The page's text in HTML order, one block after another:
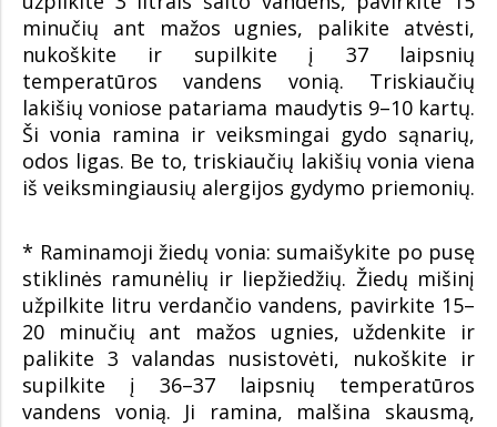
minučių ant mažos ugnies, palikite atvėsti,
nukoškite ir supilkite į 37 laipsnių
temperatūros vandens vonią. Triskiaučių
lakišių voniose patariama maudytis 9–10 kartų.
Ši vonia ramina ir veiksmingai gydo sąnarių,
odos ligas. Be to, triskiaučių lakišių vonia viena
iš veiksmingiausių alergijos gydymo priemonių.
* Raminamoji žiedų vonia: sumaišykite po pusę
stiklinės ramunėlių ir liepžiedžių. Žiedų mišinį
užpilkite litru verdančio vandens, pavirkite 15–
20 minučių ant mažos ugnies, uždenkite ir
palikite 3 valandas nusistovėti, nukoškite ir
supilkite į 36–37 laipsnių temperatūros
vandens vonią. Ji ramina, malšina skausmą,